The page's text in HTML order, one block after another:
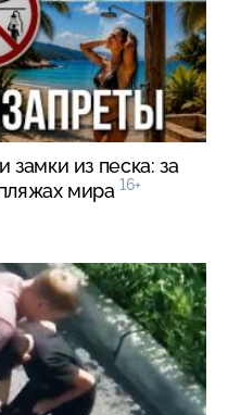
замки из песка: за
мира 16+